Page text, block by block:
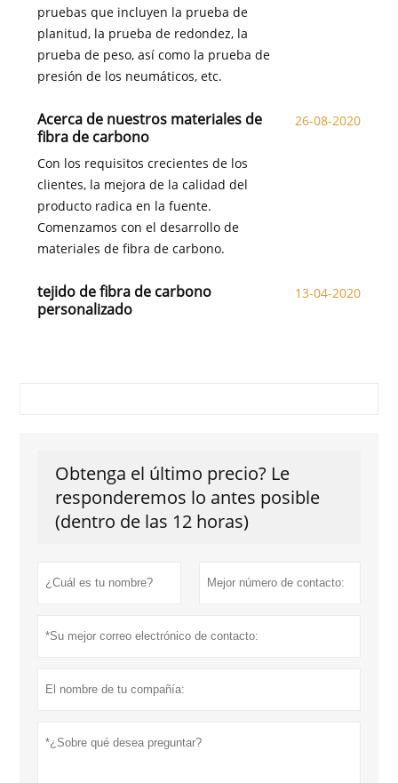
pruebas que incluyen la prueba de
planitud, la prueba de redondez, la
prueba de peso, así como la prueba de
presión de los neumáticos, etc.
Acerca de nuestros materiales de
fibra de carbono
Con los requisitos crecientes de los
clientes, la mejora de la calidad del
producto radica en la fuente.
Comenzamos con el desarrollo de
materiales de fibra de carbono.
26-08-2020
tejido de fibra de carbono
personalizado
13-04-2020
Obtenga el último precio? Le
responderemos lo antes posible
(dentro de las 12 horas)